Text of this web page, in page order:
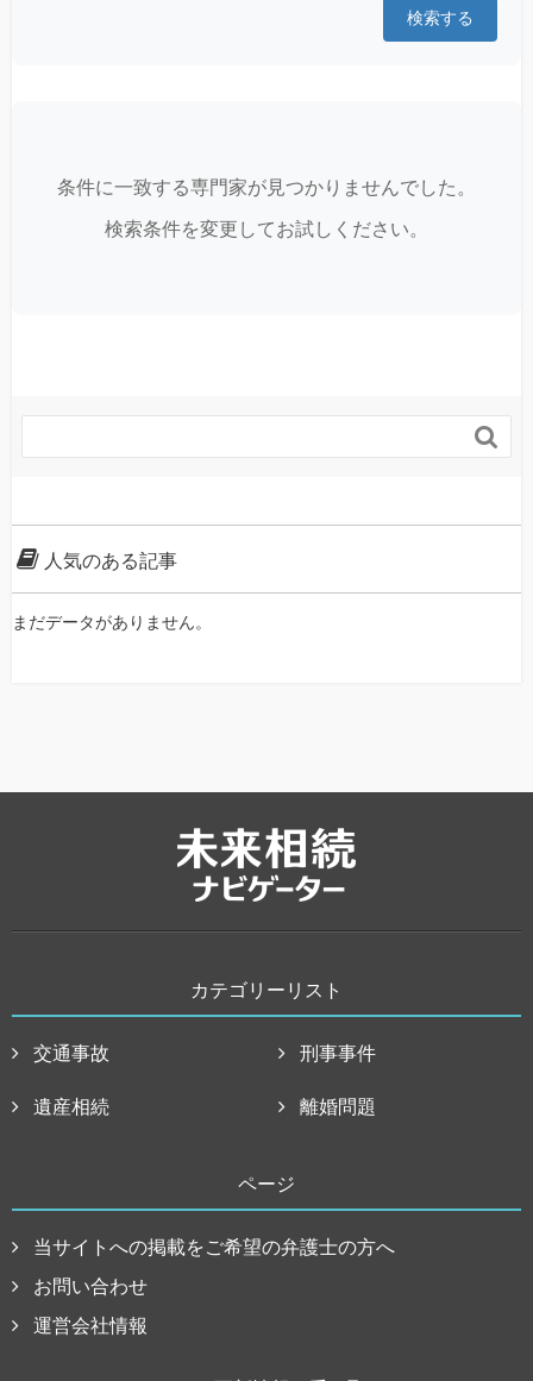
検索する
条件に一致する専門家が見つかりませんでした。
検索条件を変更してお試しください。

人気のある記事
まだデータがありません。
カテゴリーリスト
交通事故 刑事事件
遺産相続 離婚問題
ページ
当サイトへの掲載をご希望の弁護士の方へ
お問い合わせ
運営会社情報